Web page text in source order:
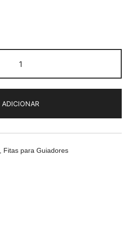
de
Velox
Maxi
Cork
ADICIONAR
Fitas para Guiadores